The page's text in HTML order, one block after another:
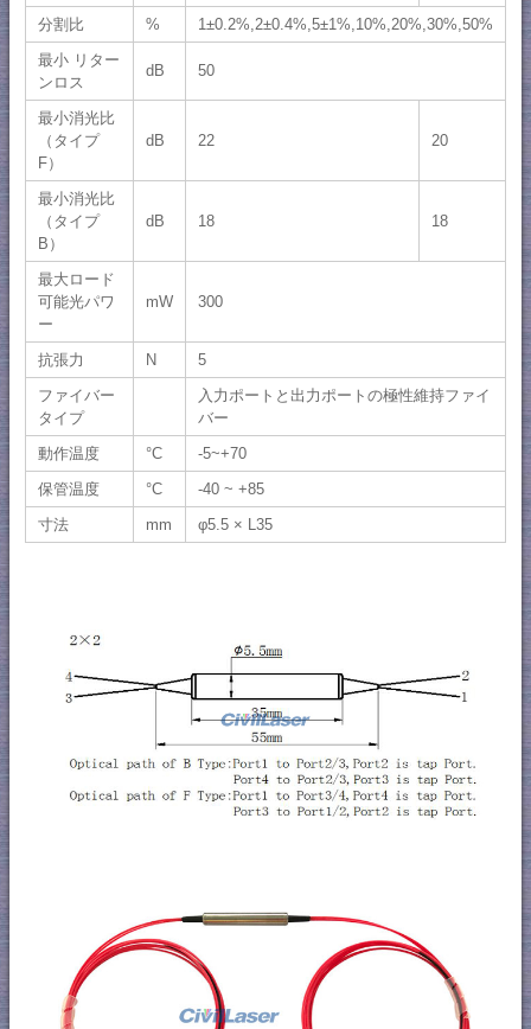
分割比 %
1±0.2%,2±0.4%,5±1%,10%,20%,30%,50%
最小 リター
ンロス
dB 50
最小消光比
（タイプ
F）
dB 22 20
最小消光比
（タイプ
B）
dB 18 18
最大ロード
可能光パワ
ー
mW 300
抗張力 N
5
ファイバー
タイプ
入力ポートと出力ポートの極性維持ファイ
バー
動作温度
°C
-5~+70
保管温度
°C
-40 ~ +85
寸法
mm φ5.5 × L35